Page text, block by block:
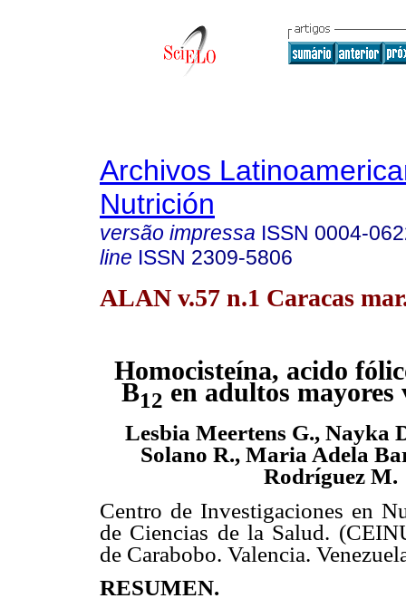
Archivos
Nutrición
versão impressa ISSN 0004-
line ISSN 2309-5806
ALAN v.57 n.1 Caracas
Homocisteína, acido
B12 en adultos mayores
Lesbia Meertens G., Nayka
Solano R., Maria Adela
Rodríguez M.
Centro de Investigaciones en
de Ciencias de la Salud.
de Carabobo. Valencia.
RESUMEN.